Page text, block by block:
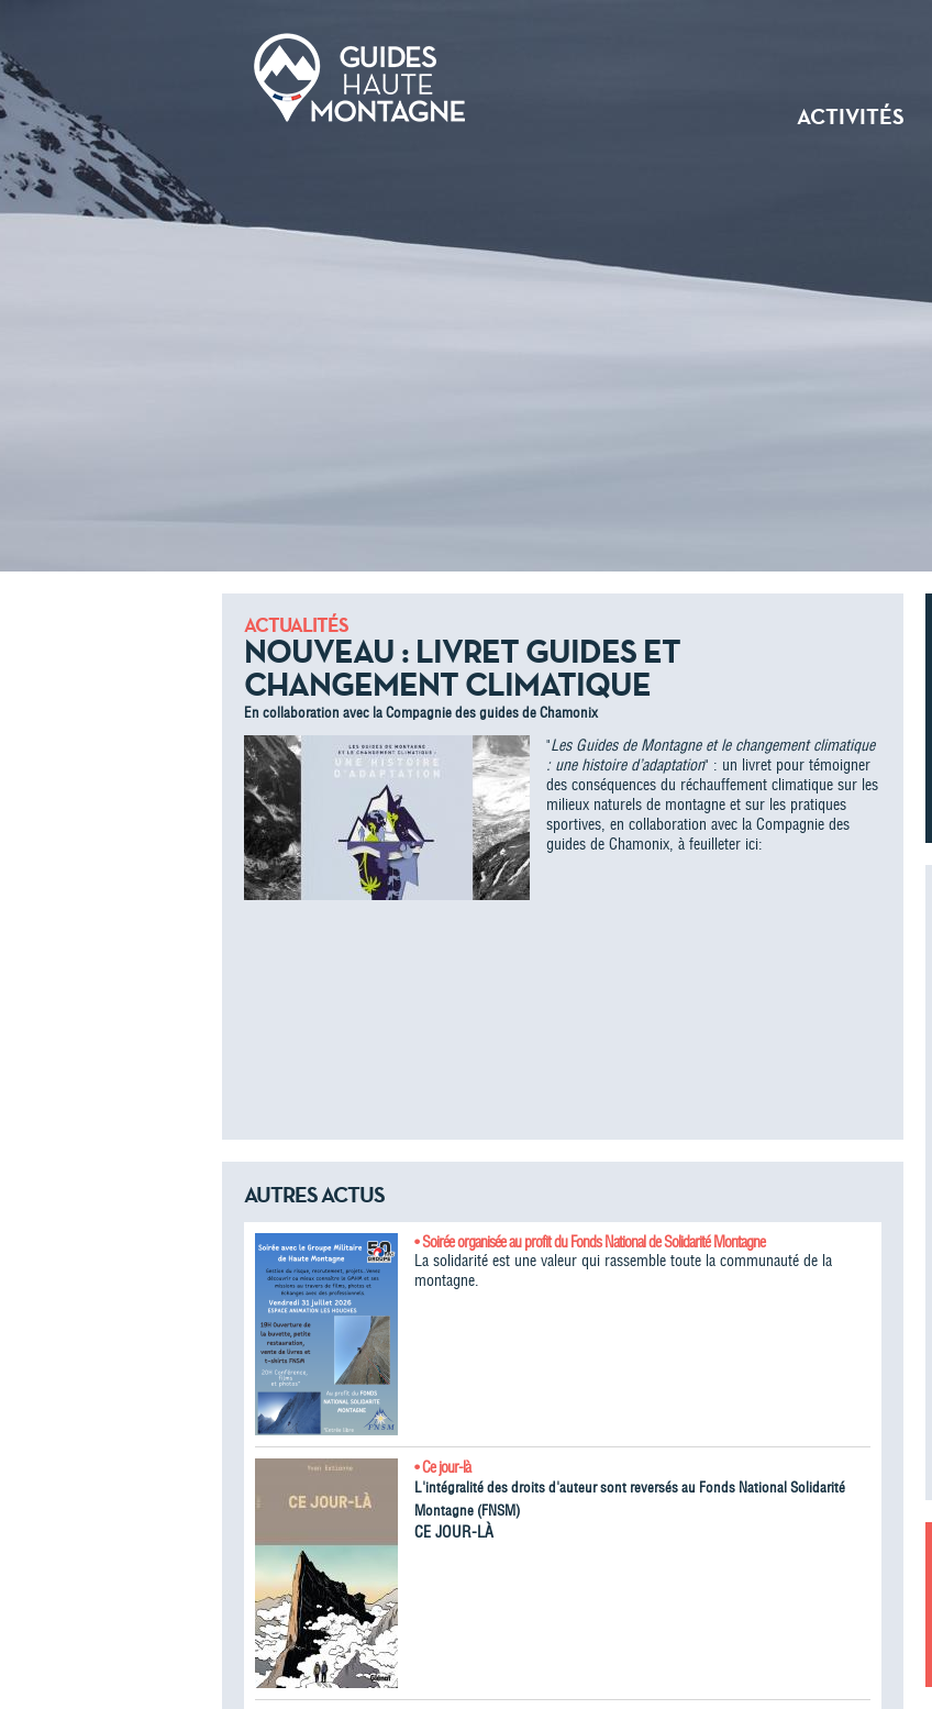
ACTIVITÉS
ACTUALITÉS
NOUVEAU : LIVRET GUIDES ET
CHANGEMENT CLIMATIQUE
En collaboration avec la Compagnie des guides de Chamonix
"Les Guides de Montagne et le changement climatique
: une histoire d’adaptation" : un livret pour témoigner
des conséquences du réchauffement climatique sur les
milieux naturels de montagne et sur les pratiques
sportives, en collaboration avec la Compagnie des
guides de Chamonix, à feuilleter ici:
AUTRES ACTUS
• Soirée organisée au profit du Fonds National de Solidarité Montagne
La solidarité est une valeur qui rassemble toute la communauté de la
montagne.
• Ce jour-là
L'intégralité des droits d'auteur sont reversés au Fonds National Solidarité
Montagne (FNSM)
CE JOUR-LÀ